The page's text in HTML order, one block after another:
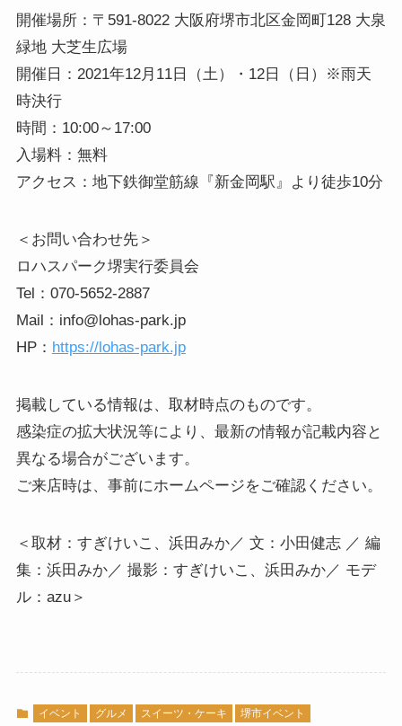
開催場所：〒591-8022 大阪府堺市北区金岡町128 大泉
緑地 大芝生広場
開催日：2021年12月11日（土）・12日（日）※雨天
時決行
時間：10:00～17:00
入場料：無料
アクセス：地下鉄御堂筋線『新金岡駅』より徒歩10分
＜お問い合わせ先＞
ロハスパーク堺実行委員会
Tel：070-5652-2887
Mail：info@lohas-park.jp
HP： https://lohas-park.jp
掲載している情報は、取材時点のものです。
感染症の拡大状況等により、最新の情報が記載内容と
異なる場合がございます。
ご来店時は、事前にホームページをご確認ください。
＜取材：すぎけいこ、浜田みか／ 文：小田健志 ／ 編
集：浜田みか／ 撮影：すぎけいこ、浜田みか／ モデ
ル：azu＞
イベント グルメ スイーツ・ケーキ 堺市イベント